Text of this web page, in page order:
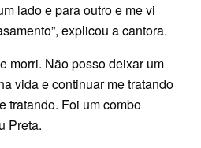
lado e para outro e me vi
explicou a cantora.
morri. Não posso deixar um
vida e continuar me tratando
tratando. Foi um combo
Preta.